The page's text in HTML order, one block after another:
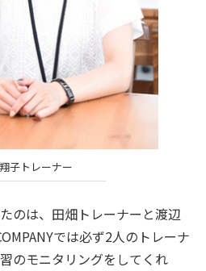
子トレーナー
のは、田畑トレーナーと渡辺
では必ず2人のトレーナ
のモニタリングをしてくれ